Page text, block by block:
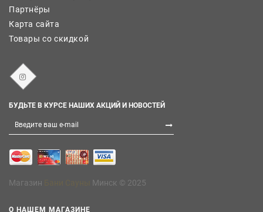
Партнёры
Карта сайта
Товары со скидкой
БУДЬТЕ В КУРСЕ НАШИХ АКЦИЙ И НОВОСТЕЙ
Магазин Минск © 2025
О НАШЕМ МАГАЗИНЕ